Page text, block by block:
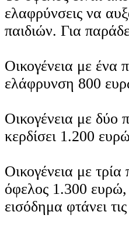
ελαφρύνσεις να
παιδιών. Για
Οικογένεια με ένα
ελάφρυνση 800
Οικογένεια με δύο
κερδίσει 1.200
Οικογένεια με
όφελος 1.300
εισόδημα φτάνει